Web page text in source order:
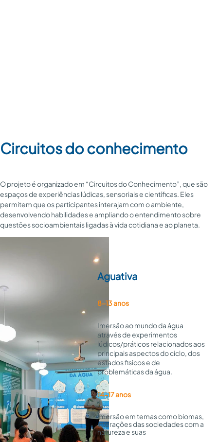
Circuitos do conhecimento
O projeto é organizado em “Circuitos do Conhecimento”, que são
espaços de experiências lúdicas, sensoriais e científicas. Eles
permitem que os participantes interajam com o ambiente,
desenvolvendo habilidades e ampliando o entendimento sobre
questões socioambientais ligadas à vida cotidiana e ao planeta.
Aguativa
8-13 anos
Imersão ao mundo da água
através de experimentos
lúdicos/práticos relacionados aos
principais aspectos do ciclo, dos
estados fisicos e de
problemáticas da água.
14-17 anos
Imersão em temas como biomas,
interações das sociedades com a
natureza e suas